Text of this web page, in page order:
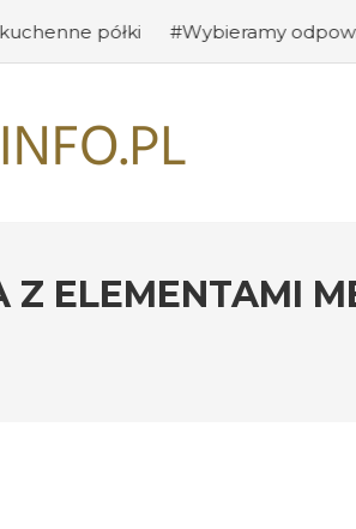
#Wybieramy odpowiednie kolory ścian
Z ELEMENTAMI